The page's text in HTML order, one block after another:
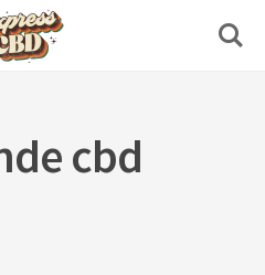
cbd